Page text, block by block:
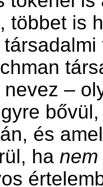
többet is
nevez –
és
ha nem